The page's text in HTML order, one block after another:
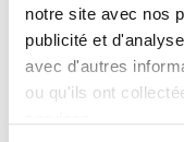
notre site avec nos
publicité et
avec d'autres
ou qu'ils ont
Après une
Fernand
GuyHeintz